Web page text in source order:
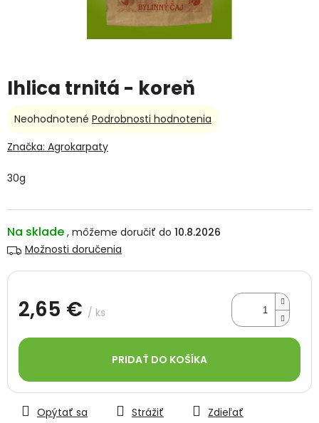
Ihlica trnitá - koreň
Na sklade
10.8.2026
Možnosti doručenia
2,65 € / ks
cena:
PRIDAŤ DO KOŠÍKA
30g
Opýtať sa Strážiť Zdieľať
Priemerné
produktu
0,0
z
hviezdičiek.
Neohodnotené Podrobnosti hodnotenia
Značka: Agrokarpaty